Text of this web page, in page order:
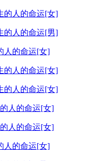
的人的命运[女]
的人的命运[男]
人的命运[女]
的人的命运[女]
的人的命运[女]
的人的命运[女]
的人的命运[女]
人的命运[女]